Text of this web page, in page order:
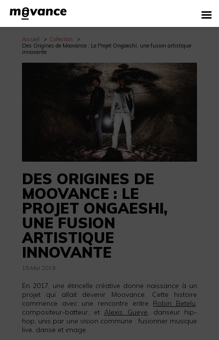
Accueil
Collection
Des Origines de Moovance : Le Projet Ongaeshi, une fusion artistique
innovante
DES ORIGINES DE
MOOVANCE : LE
PROJET ONGAESHI,
UNE FUSION
ARTISTIQUE
INNOVANTE
15 Mai 2019
En 2017, une étincelle créative donne naissance à un
projet qui allait devenir Moovance. Cette histoire
commence avec une rencontre entre Robin Betelu
compositeur-batteur, et Alexis Gueye , danseur hip-
hop, unis par une vision commune : fusionner musique
live, danse et image.